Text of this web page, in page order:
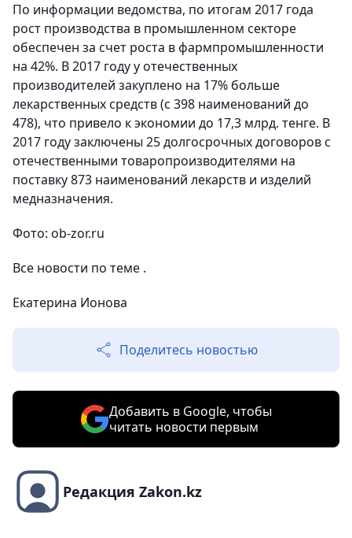
По информации ведомства, по итогам 2017 года
рост производства в промышленном секторе
обеспечен за счет роста в фармпромышленности
на 42%. В 2017 году у отечественных
производителей закуплено на 17% больше
лекарственных средств (с 398 наименований до
478), что привело к экономии до 17,3 млрд. тенге. В
2017 году заключены 25 долгосрочных договоров с
отечественными товаропроизводителями на
поставку 873 наименований лекарств и изделий
медназначения.
Фото: ob-zor.ru
Все новости по теме .
Екатерина Ионова
Поделитесь новостью
Добавить в Google, чтобы
читать новости первым
Редакция Zakon.kz